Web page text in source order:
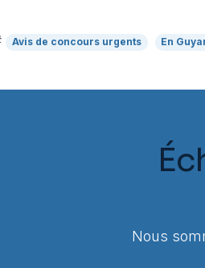
Avis de concours urgents En
Nous